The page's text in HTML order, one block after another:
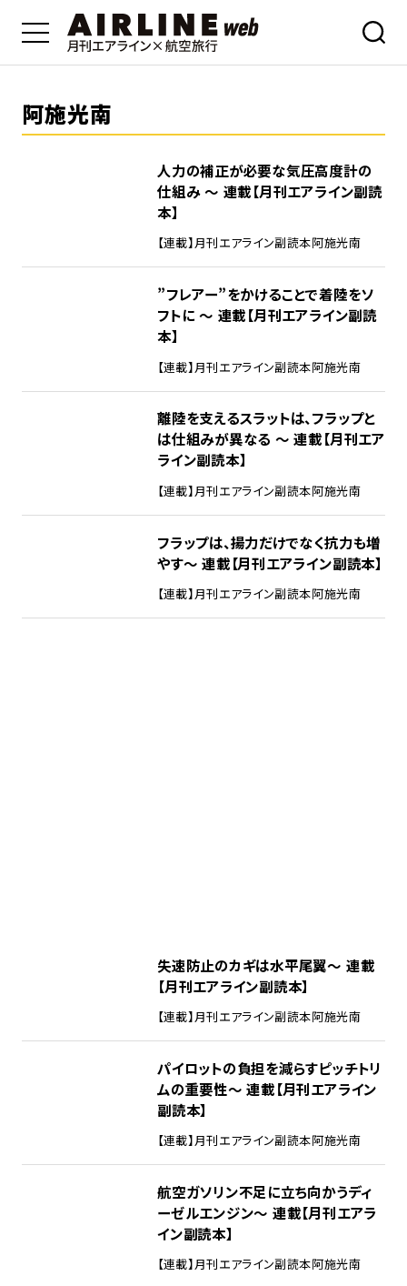
阿施光南
人力の補正が必要な気圧高度計の
仕組み ～ 連載【月刊エアライン副読
本】
【連載】月刊エアライン副読本阿施光南
”フレアー”をかけることで着陸をソ
フトに ～ 連載【月刊エアライン副読
本】
【連載】月刊エアライン副読本阿施光南
離陸を支えるスラットは、フラップと
は仕組みが異なる ～ 連載【月刊エア
ライン副読本】
【連載】月刊エアライン副読本阿施光南
フラップは、揚力だけでなく抗力も増
やす～ 連載【月刊エアライン副読本】
【連載】月刊エアライン副読本阿施光南
失速防止のカギは水平尾翼～ 連載
【月刊エアライン副読本】
【連載】月刊エアライン副読本阿施光南
パイロットの負担を減らすピッチトリ
ムの重要性～ 連載【月刊エアライン
副読本】
【連載】月刊エアライン副読本阿施光南
航空ガソリン不足に立ち向かうディ
ーゼルエンジン～ 連載【月刊エアラ
イン副読本】
【連載】月刊エアライン副読本阿施光南